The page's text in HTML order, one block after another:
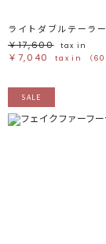
ライトダブルテーラ
￥17,600
tax in
￥7,040 tax in （
SALE